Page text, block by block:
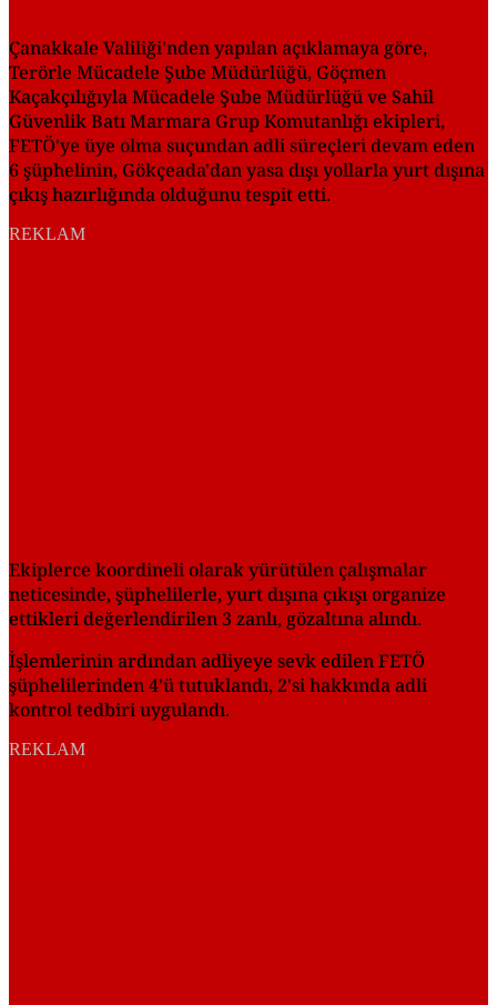
Çanakkale Valiliği'nden yapılan açıklamaya göre,
Terörle Mücadele Şube Müdürlüğü, Göçmen
Kaçakçılığıyla Mücadele Şube Müdürlüğü ve Sahil
Güvenlik Batı Marmara Grup Komutanlığı ekipleri,
FETÖ'ye üye olma suçundan adli süreçleri devam eden
6 şüphelinin, Gökçeada'dan yasa dışı yollarla yurt dışına
çıkış hazırlığında olduğunu tespit etti.
REKLAM
Ekiplerce koordineli olarak yürütülen çalışmalar
neticesinde, şüphelilerle, yurt dışına çıkışı organize
ettikleri değerlendirilen 3 zanlı, gözaltına alındı.
İşlemlerinin ardından adliyeye sevk edilen FETÖ
şüphelilerinden 4'ü tutuklandı, 2'si hakkında adli
kontrol tedbiri uygulandı.
REKLAM